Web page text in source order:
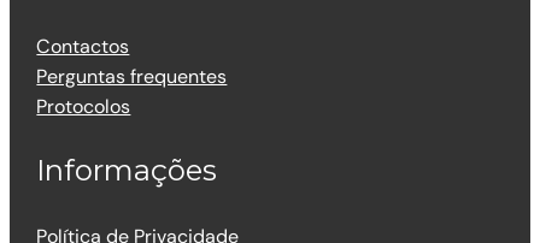
Contactos
Perguntas frequentes
Protocolos
Informações
Política de Privacidade